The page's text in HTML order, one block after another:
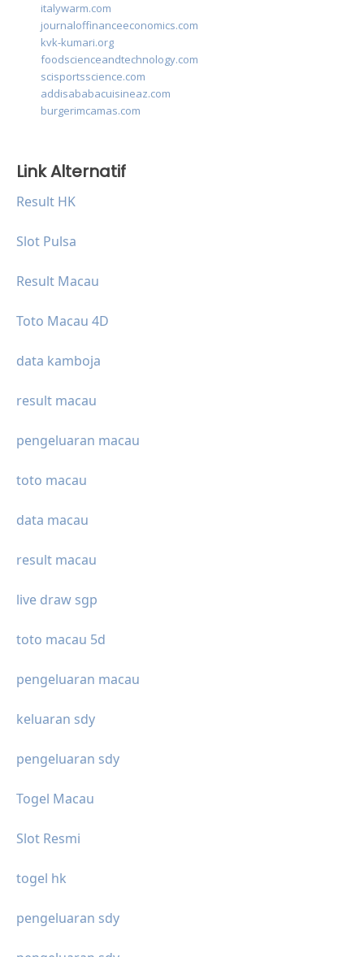
italywarm.com
journaloffinanceeconomics.com
kvk-kumari.org
foodscienceandtechnology.com
scisportsscience.com
addisababacuisineaz.com
burgerimcamas.com
Link Alternatif
Result HK
Slot Pulsa
Result Macau
Toto Macau 4D
data kamboja
result macau
pengeluaran macau
toto macau
data macau
result macau
live draw sgp
toto macau 5d
pengeluaran macau
keluaran sdy
pengeluaran sdy
Togel Macau
Slot Resmi
togel hk
pengeluaran sdy